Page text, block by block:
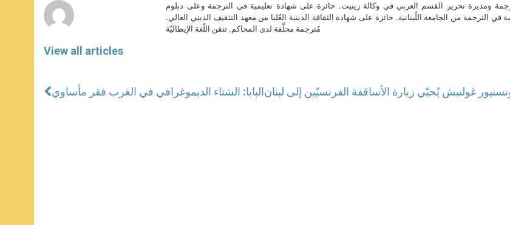
View all articles
ومديرة تحرير القسم العربي في وكالة زينيت. حائزة على شهادة تعليمية في الترجمة وعلى دبلوم
الترجمة من الجامعة اللّبنانية. حائزة على شهادة الثقافة الدينية العُليا من معهد التثقيف الديني العالي.
مُترجمة محلَّفة لدى المحاكم. تتقن اللّغة الإيطاليّة
البابا: الشتاء الديموغرافي في الغرب فقر مأساويغولنيش يُحيّي زيارة الأساقفة الفرنسيّين إلى لبنان